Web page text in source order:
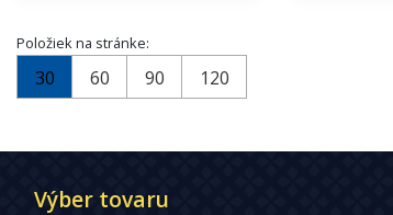
Položiek na stránke:
30 60 90 120
Výber tovaru